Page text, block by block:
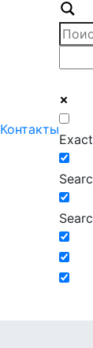
Контакты